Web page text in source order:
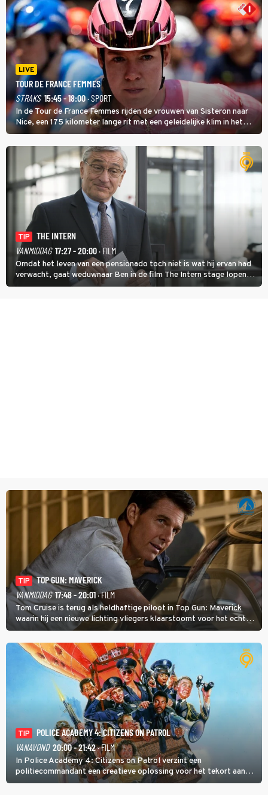
LIVE
TOUR DE FRANCE FEMMES
STRAKS 15:45 - 18:00· SPORT
In de Tour de France Femmes rijden de vrouwen van Sisteron naar
Nice, een 175 kilometer lange rit met een geleidelijke klim in het
midden. Dat is mogelijk niet de zwaarste hindernis, dat is de
temperatuur. Het kan in Nice namelijk bloedheet worden.
TIP
THE INTERN
VANMIDDAG 17:27 - 20:00· FILM
Omdat het leven van een pensionado toch niet is wat hij ervan had
verwacht, gaat weduwnaar Ben in de film The Intern stage lopen
bij de hippe webwinkel van Jules, wat een gouden zet blijkt te zijn.
TIP
TOP GUN: MAVERICK
VANMIDDAG 17:48 - 20:01· FILM
Tom Cruise is terug als heldhaftige piloot in Top Gun: Maverick
waarin hij een nieuwe lichting vliegers klaarstoomt voor het echte
werk.
TIP
POLICE ACADEMY 4: CITIZENS ON PATROL
VANAVOND 20:00 - 21:42· FILM
In Police Academy 4: Citizens on Patrol verzint een
politiecommandant een creatieve oplossing voor het tekort aan
agenten.